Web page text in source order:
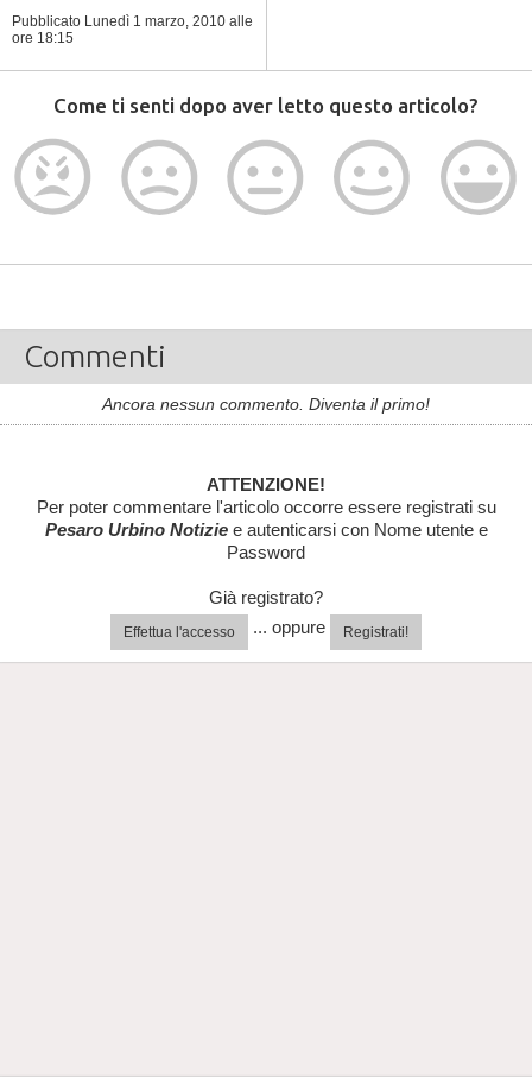
Pubblicato Lunedì 1 marzo, 2010 alle
ore 18:15
Come ti senti dopo aver letto questo articolo?
Commenti
Ancora nessun commento. Diventa il primo!
ATTENZIONE!
Per poter commentare l'articolo occorre essere registrati su
Pesaro Urbino Notiziee autenticarsi con Nome utente e
Password
Già registrato?
Effettua l'accesso ... oppure Registrati!